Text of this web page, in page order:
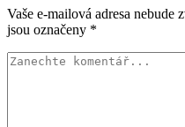
Vaše e-mailová adresa nebude
jsou označeny *